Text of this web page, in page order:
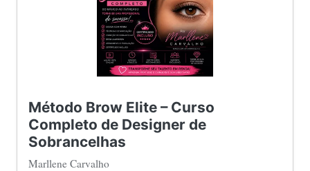
Método Brow Elite – Curso
Completo de Designer de
Sobrancelhas
Marllene Carvalho